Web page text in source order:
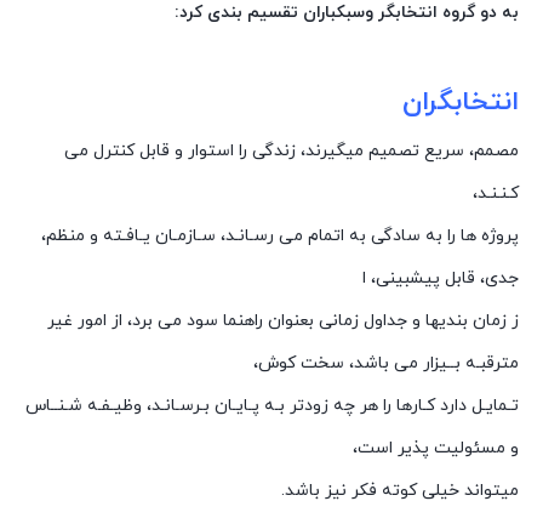
به دو گروه انتخابگر وسبکباران تقسیم بندی کرد:
انتخابگران
مصمم، سریع تصمیم میگیرند، زندگی را استوار و قابل کنترل می
کـنـنـد،
پروژه ها را به سادگی به اتمام می رسـانـد، سـازمـان یـافـته و منظم،
جدی، قابل پیشبینی، ا
ز زمان بندیها و جداول زمانی بعنوان راهنما سود می برد، از امور غیر
مترقبـه بــیزار می باشد، سخت کوش،
تـمایـل دارد کـارها را هر چه زودتر بـه پـایـان بـرسـانـد، وظیـفـه شـنــاس
و مسئولیت پذیر است،
میتواند خیلی کوته فکر نیز باشد.